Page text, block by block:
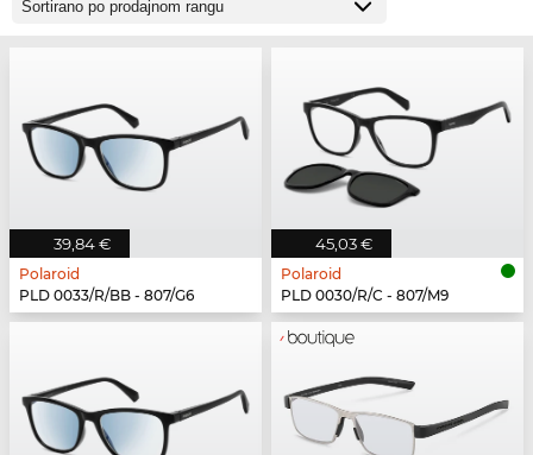
39,84 €
Polaroid
PLD 0033/R/BB - 807/G6
45,03 €
Polaroid
PLD 0030/R/C - 807/M9